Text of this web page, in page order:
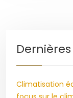
Climatisation